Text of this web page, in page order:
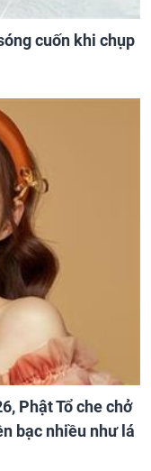
cuốn khi chụp
Phật Tổ che chở
bạc nhiều như lá